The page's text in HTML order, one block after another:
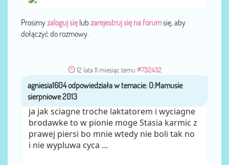
Prosimyzaloguj sięlub zarejestruj się na forumsię, aby
dołączyć do rozmowy.
12 lata 11 miesiąc temu #732432
przezagniesia1604
ja jak sciagne troche laktatorem i wyciagne
brodawke to w pionie moge Stasia karmic z
prawej piersi bo mnie wtedy nie boli tak no
i nie wypluwa cyca ...